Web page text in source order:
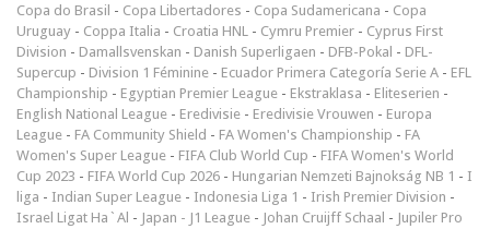
Copa do Brasil - Copa Libertadores - Copa Sudamericana - Copa
Uruguay - Coppa Italia - Croatia HNL - Cymru Premier - Cyprus First
Division - Damallsvenskan - Danish Superligaen - DFB-Pokal - DFL-
Supercup - Division 1 Féminine - Ecuador Primera Categoría Serie A - EFL
Championship - Egyptian Premier League - Ekstraklasa - Eliteserien -
English National League - Eredivisie - Eredivisie Vrouwen - Europa
League - FA Community Shield - FA Women's Championship - FA
Women's Super League - FIFA Club World Cup - FIFA Women's World
Cup 2023 - FIFA World Cup 2026 - Hungarian Nemzeti Bajnokság NB 1 - I
liga - Indian Super League - Indonesia Liga 1 - Irish Premier Division -
Israel Ligat Ha`Al - Japan - J1 League - Johan Cruijff Schaal - Jupiler Pro